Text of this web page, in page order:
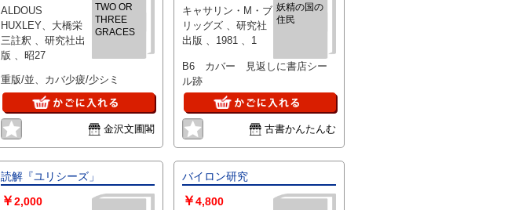
TWO OR
THREE
GRACES
ALDOUS
HUXLEY、大橋栄
三註釈 、研究社出
版 、昭27
重版/並、カバ少疲/少シミ
金沢文圃閣
妖精の国の
住民
キャサリン・M・ブ
リッグズ 、研究社
出版 、1981 、1
B6 カバー 見返しに書店シー
ル跡
古書かんたんむ
読解『ユリシーズ」
￥2,000
バイロン研究
￥4,800